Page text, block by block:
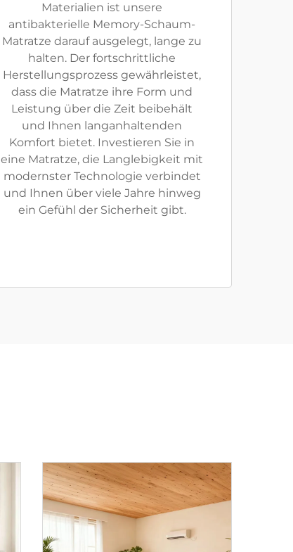
Materialien ist unsere
antibakterielle Memory-Schaum-
Matratze darauf ausgelegt, lange zu
halten. Der fortschrittliche
Herstellungsprozess gewährleistet,
dass die Matratze ihre Form und
Leistung über die Zeit beibehält
und Ihnen langanhaltenden
Komfort bietet. Investieren Sie in
eine Matratze, die Langlebigkeit mit
modernster Technologie verbindet
und Ihnen über viele Jahre hinweg
ein Gefühl der Sicherheit gibt.